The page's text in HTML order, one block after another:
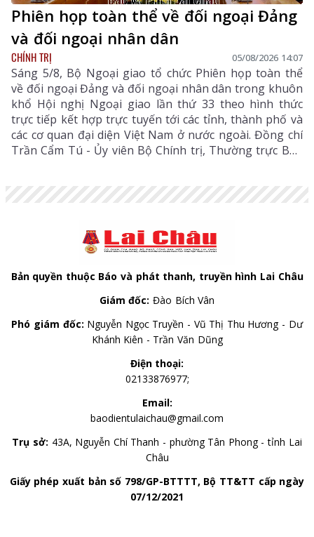
Phiên họp toàn thể về đối ngoại Đảng
và đối ngoại nhân dân
CHÍNH TRỊ 05/08/2026 14:07
Sáng 5/8, Bộ Ngoại giao tổ chức Phiên họp toàn thể
về đối ngoại Đảng và đối ngoại nhân dân trong khuôn
khổ Hội nghị Ngoại giao lần thứ 33 theo hình thức
trực tiếp kết hợp trực tuyến tới các tỉnh, thành phố và
các cơ quan đại diện Việt Nam ở nước ngoài. Đồng chí
Trần Cẩm Tú - Ủy viên Bộ Chính trị, Thường trực Ban
Bản quyền thuộc Báo và phát thanh, truyền hình Lai Châu
Giám đốc: Đào Bích Vân
Phó giám đốc: Nguyễn Ngọc Truyền - Vũ Thị Thu Hương - Dư
Khánh Kiên - Trần Văn Dũng
Điện thoại:
02133876977;
Email:
baodientulaichau@gmail.com
Trụ sở: 43A, Nguyễn Chí Thanh - phường Tân Phong - tỉnh Lai
Châu
Giấy phép xuất bản số 798/GP-BTTTT, Bộ TT&TT cấp ngày
07/12/2021